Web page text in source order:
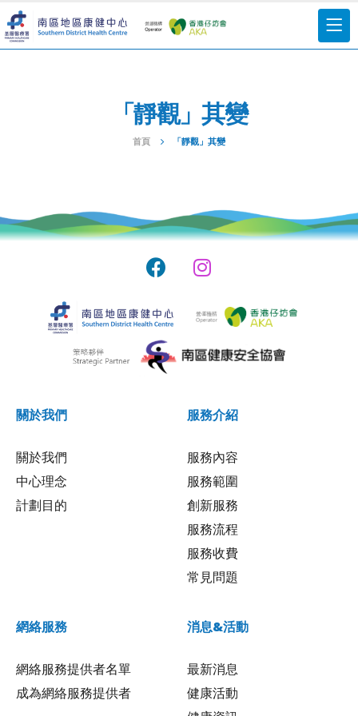
「靜觀」其變
首頁 「靜觀」其變
關於我們
關於我們
中心理念
計劃目的
服務介紹
服務內容
服務範圍
創新服務
服務流程
服務收費
常見問題
網絡服務
網絡服務提供者名單
成為網絡服務提供者
消息&活動
最新消息
健康活動